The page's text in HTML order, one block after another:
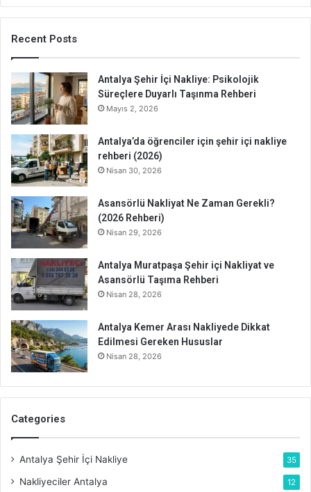
Recent Posts
Antalya Şehir İçi Nakliye: Psikolojik
Süreçlere Duyarlı Taşınma Rehberi
Mayıs 2, 2026
Antalya’da öğrenciler için şehir içi nakliye
rehberi (2026)
Nisan 30, 2026
Asansörlü Nakliyat Ne Zaman Gerekli?
(2026 Rehberi)
Nisan 29, 2026
Antalya Muratpaşa Şehir içi Nakliyat ve
Asansörlü Taşıma Rehberi
Nisan 28, 2026
Antalya Kemer Arası Nakliyede Dikkat
Edilmesi Gereken Hususlar
Nisan 28, 2026
Categories
Antalya Şehir İçi Nakliye 35
Nakliyeciler Antalya 12